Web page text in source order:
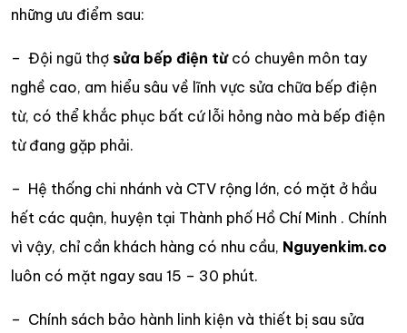
những ưu điểm sau:
– Đội ngũ thợ sửa bếp điện từ có chuyên môn tay
nghề cao, am hiểu sâu về lĩnh vực sửa chữa bếp điện
từ, có thể khắc phục bất cứ lỗi hỏng nào mà bếp điện
từ đang gặp phải.
– Hệ thống chi nhánh và CTV rộng lớn, có mặt ở hầu
hết các quận, huyện tại Thành phố Hồ Chí Minh . Chính
vì vậy, chỉ cần khách hàng có nhu cầu, Nguyenkim.co
luôn có mặt ngay sau 15 – 30 phút.
– Chính sách bảo hành linh kiện và thiết bị sau sửa